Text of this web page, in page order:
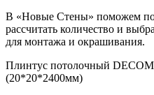
В «Новые Стены» поможем
рассчитать количество и
для монтажа и окрашивания.
Плинтус потолочный
(20*20*2400мм)